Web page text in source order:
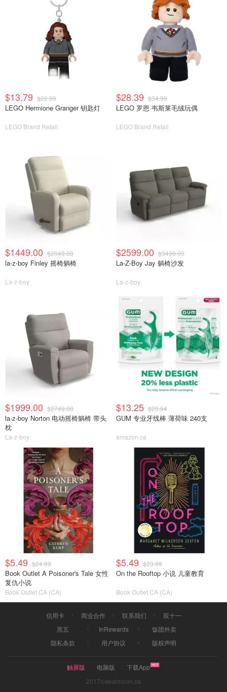
$13.79 $22.99
LEGO Hermione Granger 钥匙灯
LEGO Brand Retail
$28.39 $34.99
LEGO 罗恩·韦斯莱毛绒玩偶
LEGO Brand Retail
$1449.00 $2049.00
la-z-boy Finley 摇椅躺椅
La-z-boy
$2599.00 $3499.00
La-Z-Boy Jay 躺椅沙发
La-z-boy
$1999.00 $2749.00
la-z-boy Norton 电动摇椅躺椅 带头
枕
La-z-boy
$13.25 $20.94
GUM 专业牙线棒 薄荷味 240支
amazon.ca
$5.49 $24.99
Book Outlet A Poisoner's Tale 女性
复仇小说
Book Outlet CA (CA)
$5.49 $23.99
On the Rooftop 小说 儿童教育
Book Outlet CA (CA)
信用卡 商业合作 联系我们
双十一
黑五
InRewards
饭团外卖
隐私条款
用户协议 版权声明
触屏版 电脑版
下载App
2017©dealmoon.ca